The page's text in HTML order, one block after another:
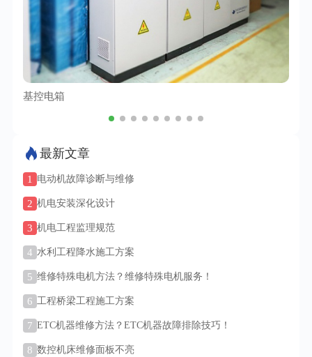
基控电箱
最新文章
1 电动机故障诊断与维修
2 机电安装深化设计
3 机电工程监理规范
4 水利工程降水施工方案
5 维修特殊电机方法？维修特殊电机服务！
6 工程桥梁工程施工方案
7 ETC机器维修方法？ETC机器故障排除技巧！
8 数控机床维修面板不亮